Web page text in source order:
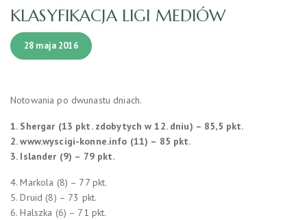
KLASYFIKACJA LIGI MEDIÓW
28 maja 2016
Notowania po dwunastu dniach.
1. Shergar (13 pkt. zdobytych w 12. dniu) – 85,5 pkt.
2. www.wyscigi-konne.info (11) – 85 pkt.
3. Islander (9) – 79 pkt.
4. Markola (8) – 77 pkt.
5. Druid (8) – 73 pkt.
6. Halszka (6) – 71 pkt.